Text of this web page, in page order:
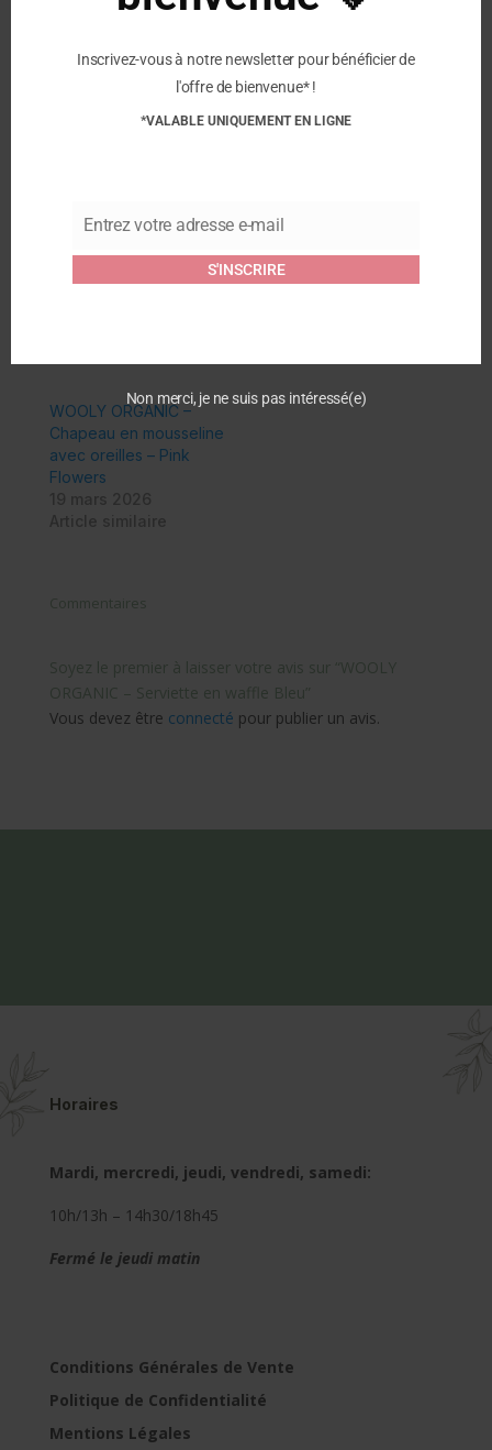
Douai
Rejoignez nous sur les réseaux sociaux:
Similaire
WOOLY ORGANIC –
WOOLY ORGANIC –
Chapeau en mousseline
avec oreilles – Pink
Flowers
Commentaires
Soyez le premier à laisser votre avis sur “WOOLY
ORGANIC – Serviette en waffle Bleu”
Vous devez être connecté pour publier un avis.
Horaires
Mardi, mercredi, jeudi, vendredi, samedi:
10h/13h – 14h30/18h45
Fermé le jeudi matin
Conditions Générales de Vente
Politique de Confidentialité
Mentions Légales
Inscrivez-vous à notre newsletter pour bénéficier de
l'offre de bienvenue* !
*VALABLE UNIQUEMENT EN LIGNE
Email
Entrez votre adresse e-mail
S'INSCRIRE
Non merci, je ne suis pas intéressé(e)